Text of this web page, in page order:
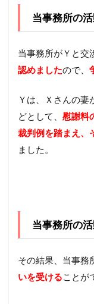
当事務所の
当事務所がＹと交
認めましたので、
Ｙは、Ｘさんの妻
どとして、 慰謝料
裁判例を踏まえ、
ました。
当事務所の
その結果、当事務
いを受けることが